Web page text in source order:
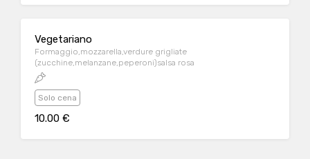
Vegetariano
Formaggio,mozzarella,verdure grigliate
(zucchine,melanzane,peperoni)salsa rosa
Solo cena
10.00 €